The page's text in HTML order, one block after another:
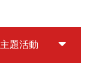
主題活動 中獎名